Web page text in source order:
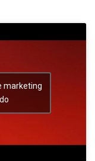
marketing